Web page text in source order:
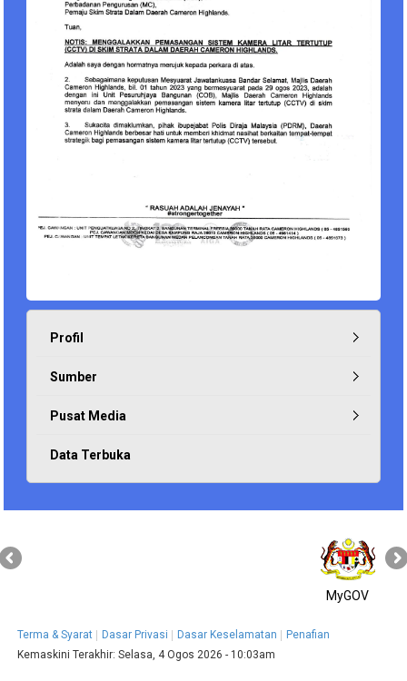
Profil
Sumber
Pusat Media
Data Terbuka
MyGOV
Terma & Syarat Dasar Privasi Dasar Keselamatan
Penafian
Kemaskini Terakhir:Selasa, 4 Ogos 2026 - 10:03am